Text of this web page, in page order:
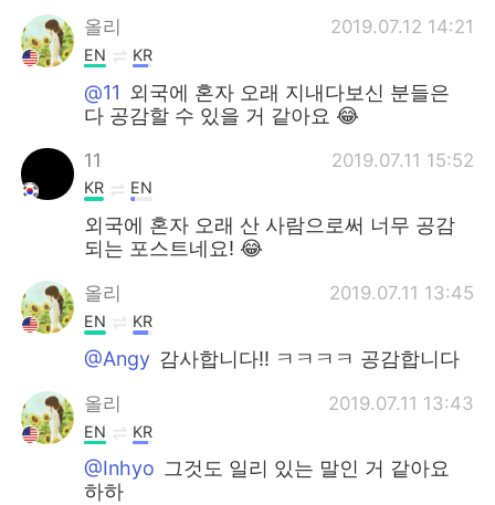
올리
2019.07.12 14:21
EN KR
@11 외국에 혼자 오래 지내다보신 분들은
다 공감할 수 있을 거 같아요 😂
11 2019.07.11 15:52
KR EN
외국에 혼자 오래 산 사람으로써 너무 공감
되는 포스트네요! 😂
올리 2019.07.11 13:45
EN KR
@Angy 감사합니다!! ㅋㅋㅋㅋ 공감합니다
올리 2019.07.11 13:43
EN KR
@Inhyo 그것도 일리 있는 말인 거 같아요
하하